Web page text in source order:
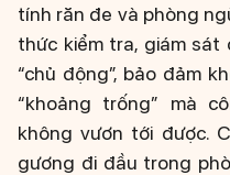
tính răn đe và phòng
thức kiểm tra, giám sát
“chủ động”, bảo đảm
“khoảng trống” mà
không vươn tới được.
gương đi đầu trong